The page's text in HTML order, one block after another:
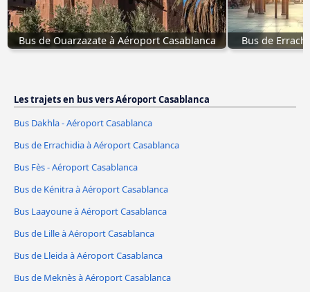
Bus de Ouarzazate à Aéroport Casablanca Bus de
Les trajets en bus vers Aéroport Casablanca
Bus Dakhla - Aéroport Casablanca
Bus de Errachidia à Aéroport Casablanca
Bus Fès - Aéroport Casablanca
Bus de Kénitra à Aéroport Casablanca
Bus Laayoune à Aéroport Casablanca
Bus de Lille à Aéroport Casablanca
Bus de Lleida à Aéroport Casablanca
Bus de Meknès à Aéroport Casablanca